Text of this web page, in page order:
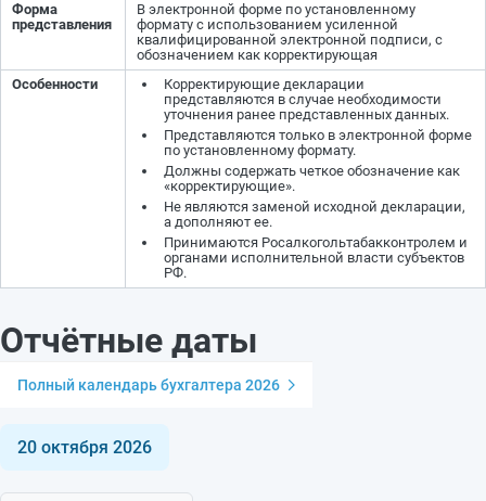
Форма
представления
В электронной форме по установленному
формату с использованием усиленной
квалифицированной электронной подписи, с
обозначением как корректирующая
Особенности
Корректирующие декларации
представляются в случае необходимости
уточнения ранее представленных данных.
Представляются только в электронной форме
по установленному формату.
Должны содержать четкое обозначение как
«корректирующие».
Не являются заменой исходной декларации,
а дополняют ее.
Принимаются Росалкогольтабакконтролем и
органами исполнительной власти субъектов
РФ.
Отчётные даты
Полный календарь бухгалтера 2026
20 октября 2026